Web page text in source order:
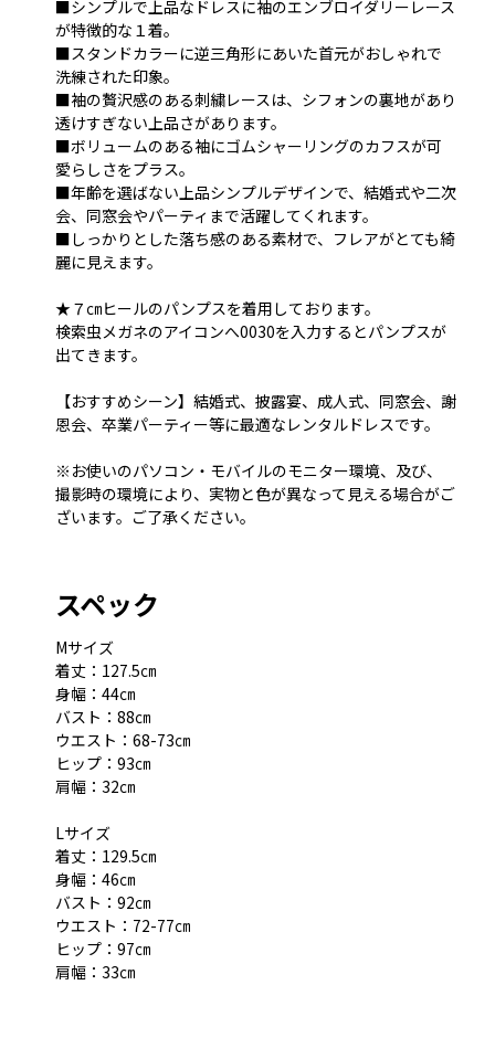
■シンプルで上品なドレスに袖のエンブロイダリーレース
が特徴的な１着。
■スタンドカラーに逆三角形にあいた首元がおしゃれで
洗練された印象。
■袖の贅沢感のある刺繍レースは、シフォンの裏地があり
透けすぎない上品さがあります。
■ボリュームのある袖にゴムシャーリングのカフスが可
愛らしさをプラス。
■年齢を選ばない上品シンプルデザインで、結婚式や二次
会、同窓会やパーティまで活躍してくれます。
■しっかりとした落ち感のある素材で、フレアがとても綺
麗に見えます。
★７㎝ヒールのパンプスを着用しております。
検索虫メガネのアイコンへ0030を入力するとパンプスが
出てきます。
【おすすめシーン】結婚式、披露宴、成人式、同窓会、謝
恩会、卒業パーティー等に最適なレンタルドレスです。
※お使いのパソコン・モバイルのモニター環境、及び、
撮影時の環境により、実物と色が異なって見える場合がご
ざいます。ご了承ください。
スペック
Mサイズ
着丈：127.5㎝
身幅：44㎝
バスト：88㎝
ウエスト：68-73㎝
ヒップ：93㎝
肩幅：32㎝
Lサイズ
着丈：129.5㎝
身幅：46㎝
バスト：92㎝
ウエスト：72-77㎝
ヒップ：97㎝
肩幅：33㎝